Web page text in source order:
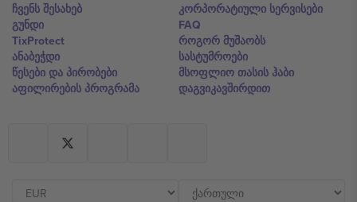
ჩვენს შესახებ
გუნდი
TixProtect
ანაბეჭდი
წესები და პირობები
აფილირების პროგრამა
კორპორატიული სერვისები
FAQ
როგორ მუშაობს
სასტუმროები
მსოფლიო თასის ჰაბი
დაგვიკავშირდით